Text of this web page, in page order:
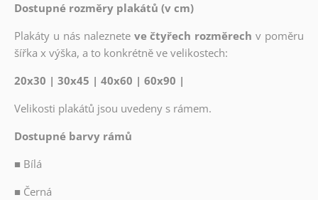
Dostupné rozměry plakátů (v cm)
Plakáty u nás naleznete ve čtyřech rozměrech v poměru
šířka x výška, a to konkrétně ve velikostech:
20x30 | 30x45 | 40x60 | 60x90 |
Velikosti plakátů jsou uvedeny s rámem.
Dostupné barvy rámů
■ Bílá
■ Černá